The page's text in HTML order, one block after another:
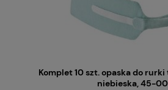
Komplet 10 szt. opaska do
niebieska, 45-